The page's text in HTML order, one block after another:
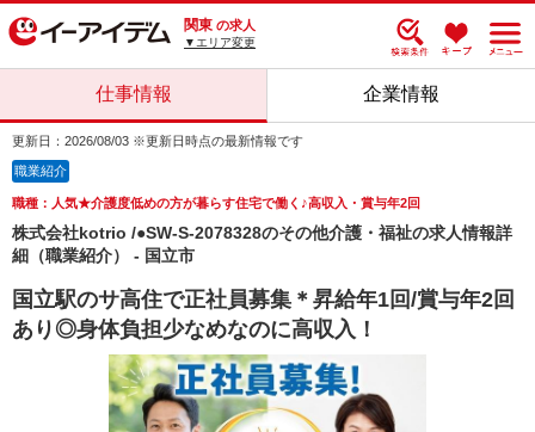
関東 の求人
▼エリア変更
仕事情報 企業情報
更新日：2026/08/03 ※更新日時点の最新情報です
職業紹介
職種：人気★介護度低めの方が暮らす住宅で働く♪高収入・賞与年2回
株式会社kotrio /●SW-S-2078328のその他介護・福祉の求人情報詳
細（職業紹介） - 国立市
国立駅のサ高住で正社員募集＊昇給年1回/賞与年2回
あり◎身体負担少なめなのに高収入！